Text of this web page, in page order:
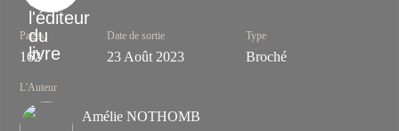
Pages
162
Date de sortie
23 Août 2023
Type
Broché
L'Auteur
Amélie NOTHOMB